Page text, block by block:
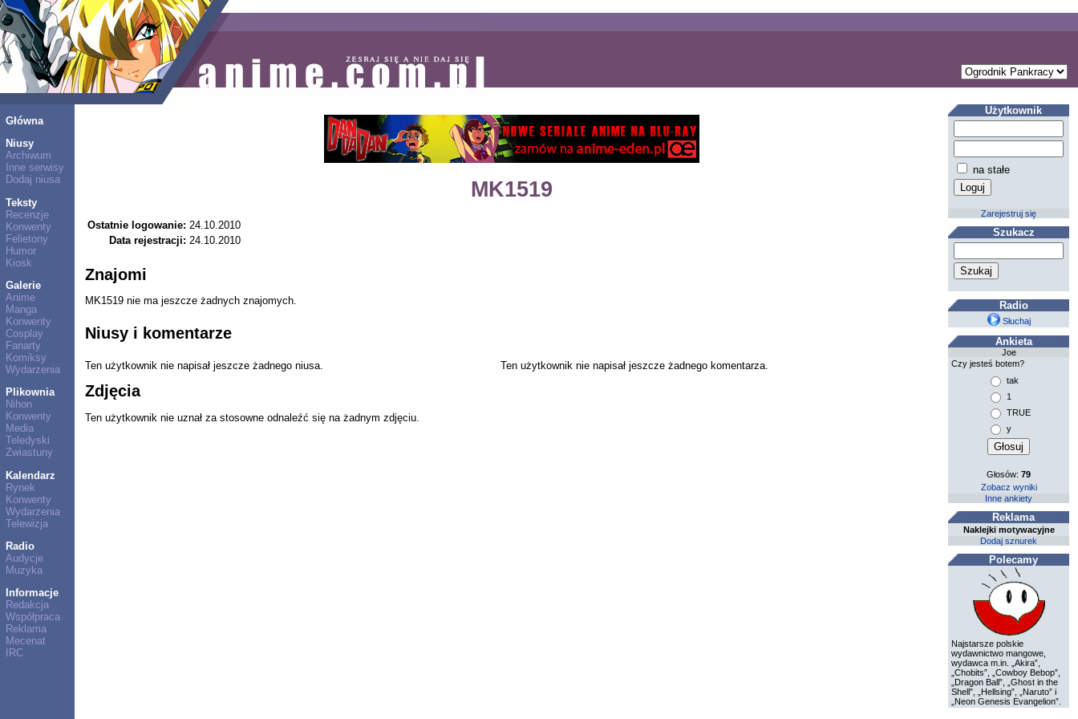
Główna
Niusy
Archiwum
Inne serwisy
Dodaj niusa
Teksty
Recenzje
Konwenty
Felietony
Humor
Kiosk
Galerie
Anime
Manga
Konwenty
Cosplay
Fanarty
Komiksy
Wydarzenia
Plikownia
Nihon
Konwenty
Media
Teledyski
Zwiastuny
Kalendarz
Rynek
Konwenty
Wydarzenia
Telewizja
Radio
Audycje
Muzyka
Informacje
Redakcja
Współpraca
Reklama
Mecenat
IRC
MK1519
Ostatnie logowanie: 24.10.2010
Data rejestracji: 24.10.2010
Znajomi
MK1519 nie ma jeszcze żadnych znajomych.
Niusy i komentarze
Ten użytkownik nie napisał jeszcze żadnego niusa. Ten użytkownik nie napisał jeszcze żadnego komentarza.
Zdjęcia
Ten użytkownik nie uznał za stosowne odnaleźć się na żadnym zdjęciu.
Użytkownik
na stałe
Zarejestruj się
Szukacz
Radio
Słuchaj
Ankieta
Joe
Czy jesteś botem?
tak
1
TRUE
y
Głosów:79
Zobacz wyniki
Inne ankiety
Reklama
Naklejki motywacyjne
Dodaj sznurek
Polecamy
Najstarsze polskie
wydawnictwo mangowe,
wydawca m.in. „Akira”,
„Chobits”, „Cowboy Bebop”,
„Dragon Ball”, „Ghost in the
Shell”, „Hellsing”, „Naruto” i
„Neon Genesis Evangelion”.